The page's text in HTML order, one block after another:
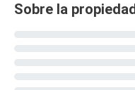
Sobre la